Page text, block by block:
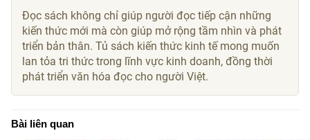
Đọc sách không chỉ giúp người đọc tiếp cận những
kiến thức mới mà còn giúp mở rộng tầm nhìn và phát
triển bản thân. Tủ sách kiến thức kinh tế mong muốn
lan tỏa tri thức trong lĩnh vực kinh doanh, đồng thời
phát triển văn hóa đọc cho người Việt.
Bài liên quan